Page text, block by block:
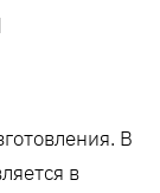
В
в